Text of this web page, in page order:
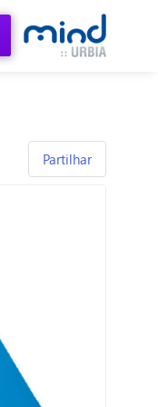
Partilhar